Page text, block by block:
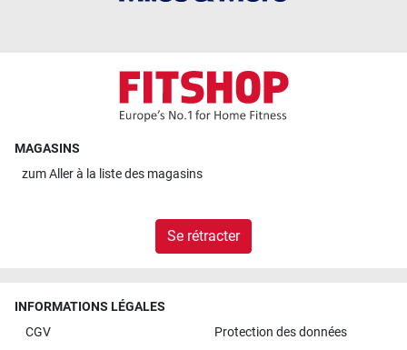
MAGASINS
zumAller à la liste des magasins
Se rétracter
INFORMATIONS LÉGALES
CGV
Protection des données